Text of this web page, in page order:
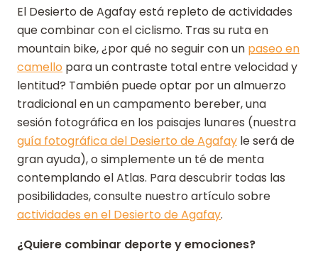
El Desierto de Agafay está repleto de actividades
que combinar con el ciclismo. Tras su ruta en
mountain bike, ¿por qué no seguir con un paseo en
camello para un contraste total entre velocidad y
lentitud? También puede optar por un almuerzo
tradicional en un campamento bereber, una
sesión fotográfica en los paisajes lunares (nuestra
guía fotográfica del Desierto de Agafay le será de
gran ayuda), o simplemente un té de menta
contemplando el Atlas. Para descubrir todas las
posibilidades, consulte nuestro artículo sobre
actividades en el Desierto de Agafay.
¿Quiere combinar deporte y emociones?